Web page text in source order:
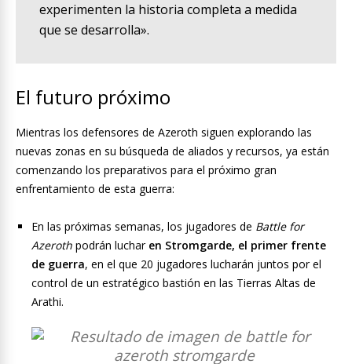
experimenten la historia completa a medida
que se desarrolla».
El futuro próximo
Mientras los defensores de Azeroth siguen explorando las
nuevas zonas en su búsqueda de aliados y recursos, ya están
comenzando los preparativos para el próximo gran
enfrentamiento de esta guerra:
En las próximas semanas, los jugadores de Battle for
Azeroth podrán luchar en Stromgarde, el primer frente
de guerra, en el que 20 jugadores lucharán juntos por el
control de un estratégico bastión en las Tierras Altas de
Arathi.